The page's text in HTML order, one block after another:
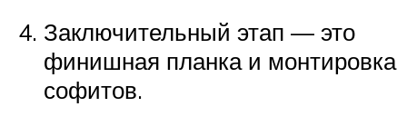
Заключительный этап — это
финишная планка и монтировка
софитов.